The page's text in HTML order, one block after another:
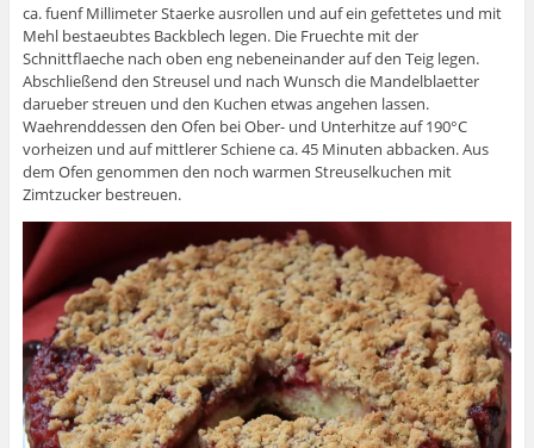
ca. fuenf Millimeter Staerke ausrollen und auf ein gefettetes und mit
Mehl bestaeubtes Backblech legen. Die Fruechte mit der
Schnittflaeche nach oben eng nebeneinander auf den Teig legen.
Abschließend den Streusel und nach Wunsch die Mandelblaetter
darueber streuen und den Kuchen etwas angehen lassen.
Waehrenddessen den Ofen bei Ober- und Unterhitze auf 190°C
vorheizen und auf mittlerer Schiene ca. 45 Minuten abbacken. Aus
dem Ofen genommen den noch warmen Streuselkuchen mit
Zimtzucker bestreuen.